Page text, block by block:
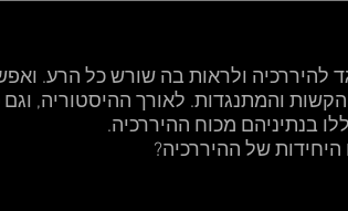
להיררכיה ולראות בה שורש כל הרע.
והמתנגדות. לאורך ההיסטוריה, וגם
בנתיניהם מכוח ההיררכיה.
של ההיררכיה?